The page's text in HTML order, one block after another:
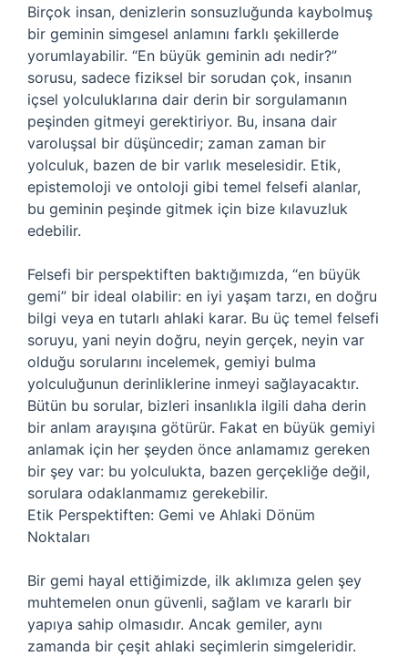
Birçok insan, denizlerin sonsuzluğunda kaybolmuş
bir geminin simgesel anlamını farklı şekillerde
yorumlayabilir. “En büyük geminin adı nedir?”
sorusu, sadece fiziksel bir sorudan çok, insanın
içsel yolculuklarına dair derin bir sorgulamanın
peşinden gitmeyi gerektiriyor. Bu, insana dair
varoluşsal bir düşüncedir; zaman zaman bir
yolculuk, bazen de bir varlık meselesidir. Etik,
epistemoloji ve ontoloji gibi temel felsefi alanlar,
bu geminin peşinde gitmek için bize kılavuzluk
edebilir.
Felsefi bir perspektiften baktığımızda, “en büyük
gemi” bir ideal olabilir: en iyi yaşam tarzı, en doğru
bilgi veya en tutarlı ahlaki karar. Bu üç temel felsefi
soruyu, yani neyin doğru, neyin gerçek, neyin var
olduğu sorularını incelemek, gemiyi bulma
yolculuğunun derinliklerine inmeyi sağlayacaktır.
Bütün bu sorular, bizleri insanlıkla ilgili daha derin
bir anlam arayışına götürür. Fakat en büyük gemiyi
anlamak için her şeyden önce anlamamız gereken
bir şey var: bu yolculukta, bazen gerçekliğe değil,
sorulara odaklanmamız gerekebilir.
Etik Perspektiften: Gemi ve Ahlaki Dönüm
Noktaları
Bir gemi hayal ettiğimizde, ilk aklımıza gelen şey
muhtemelen onun güvenli, sağlam ve kararlı bir
yapıya sahip olmasıdır. Ancak gemiler, aynı
zamanda bir çeşit ahlaki seçimlerin simgeleridir.